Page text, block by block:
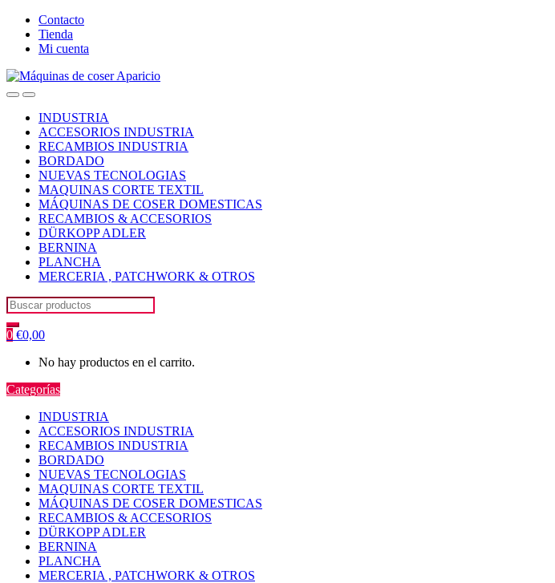
Skip
navigation
Skip
content
Contacto
Tienda
Mi cuenta
OpenClose
INDUSTRIA
ACCESORIOS INDUSTRIA
RECAMBIOS INDUSTRIA
BORDADO
NUEVAS TECNOLOGIAS
MAQUINAS CORTE TEXTIL
MÁQUINAS DE COSER DOMESTICAS
RECAMBIOS & ACCESORIOS
DÜRKOPP ADLER
BERNINA
PLANCHA
MERCERIA , PATCHWORK & OTROS
Search
for:
0 €0,00
No hay productos en el carrito.
Categorías
INDUSTRIA
ACCESORIOS INDUSTRIA
RECAMBIOS INDUSTRIA
BORDADO
NUEVAS TECNOLOGIAS
MAQUINAS CORTE TEXTIL
MÁQUINAS DE COSER DOMESTICAS
RECAMBIOS & ACCESORIOS
DÜRKOPP ADLER
BERNINA
PLANCHA
MERCERIA , PATCHWORK & OTROS